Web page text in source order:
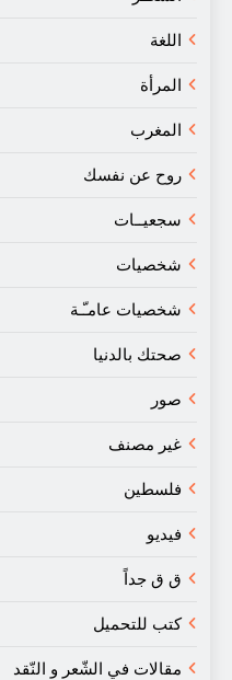
اللغة
المرأة
المغرب
روح عن نفسك
سجعيــات
شخصيات
شخصيات عامـّـة
صحتك بالدنيا
صور
غير مصنف
فلسطين
فيديو
ق ق جداً
كتب للتحميل
مقالات في الشّعر و النّقد